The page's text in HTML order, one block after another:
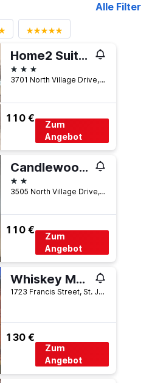
Alle Filter
Home2 Suites By Hilton St. Joseph
3 Sterne
3701 North Village Drive, St. Joseph, MO, USA
110 €
Zum
Angebot
Candlewood Suites St. Joseph By IHG
2 Sterne
3505 North Village Drive, St. Joseph, MO, USA
110 €
Zum
Angebot
Whiskey Mansion
1723 Francis Street, St. Joseph, MO, USA
130 €
Zum
Angebot